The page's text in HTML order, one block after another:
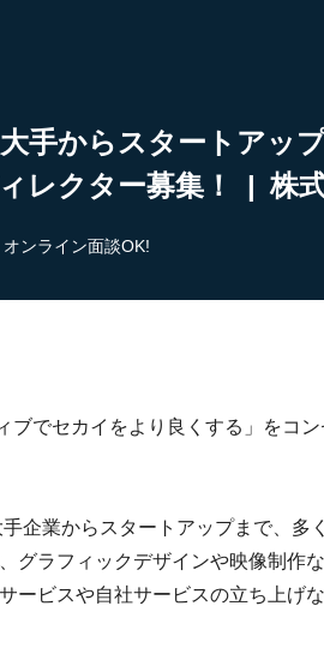
手からスタートアッ
レクター募集！ | 株
オンライン面談OK!
ブでセカイをより良くする」をコ
企業からスタートアップまで、多
グラフィックデザインや映像制作
ービスや自社サービスの立ち上げ